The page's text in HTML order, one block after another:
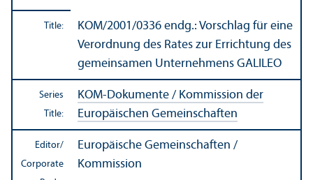
Title: KOM/2001/0336 endg.: Vorschlag für eine
Verordnung des Rates zur Errichtung des
gemeinsamen Unternehmens GALILEO
Series
Title:
KOM-Dokumente / Kommission der
Europäischen Gemeinschaften
Editor/
Corporate
Europäische Gemeinschaften /
Kommission